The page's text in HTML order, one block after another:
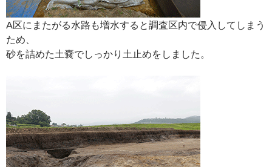
A区にまたがる水路も増水すると調査区内で侵入してしまう
ため、
砂を詰めた土嚢でしっかり土止めをしました。